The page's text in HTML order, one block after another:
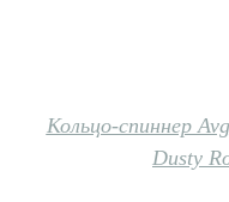
Кольцо-спиннер
Dusty